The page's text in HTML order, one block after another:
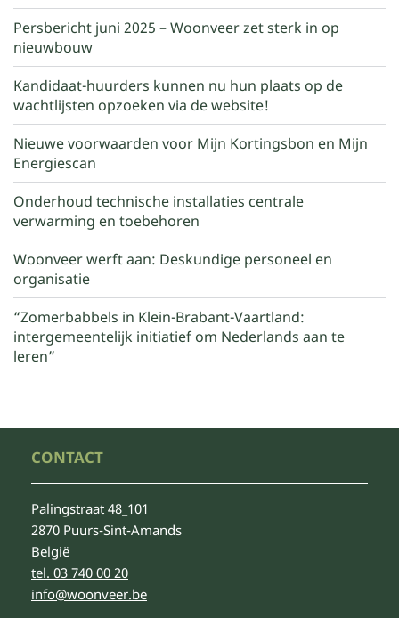
Persbericht juni 2025 – Woonveer zet sterk in op
nieuwbouw
Kandidaat-huurders kunnen nu hun plaats op de
wachtlijsten opzoeken via de website!
Nieuwe voorwaarden voor Mijn Kortingsbon en Mijn
Energiescan
Onderhoud technische installaties centrale
verwarming en toebehoren
Woonveer werft aan: Deskundige personeel en
organisatie
“Zomerbabbels in Klein-Brabant-Vaartland:
intergemeentelijk initiatief om Nederlands aan te
leren”
CONTACT
Palingstraat 48_101
2870 Puurs-Sint-Amands
België
tel. 03 740 00 20
info@woonveer.be